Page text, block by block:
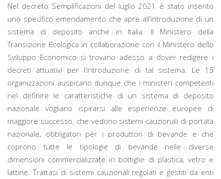
Nel decreto Semplificazioni del luglio 2021 è stato inserito
uno specifico emendamento che apre all’introduzione di un
sistema di deposito anche in Italia. Il Ministero della
Transizione Ecologica in collaborazione con il Ministero dello
Sviluppo Economico si trovano adesso a dover redigere i
decreti attuativi per l’introduzione di tal sistema. Le 15
organizzazioni auspicano dunque che i ministeri competenti
nel definire le caratteristiche di un sistema di deposito
nazionale vogliano ispirarsi alle esperienze europee di
maggiore successo, che vedono sistemi cauzionali di portata
nazionale, obbligatori per i produttori di bevande e che
coprono tutte le tipologie di bevande nelle diverse
dimensioni commercializzate in bottiglie di plastica, vetro e
lattine. Trattasi di sistemi cauzionali regolati e gestiti da enti